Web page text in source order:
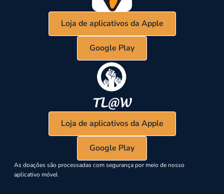
Loja de aplicativos da Apple
Google Play
Loja de aplicativos da Apple
Google Play
As doações são processadas com segurança por meio de nosso
aplicativo móvel